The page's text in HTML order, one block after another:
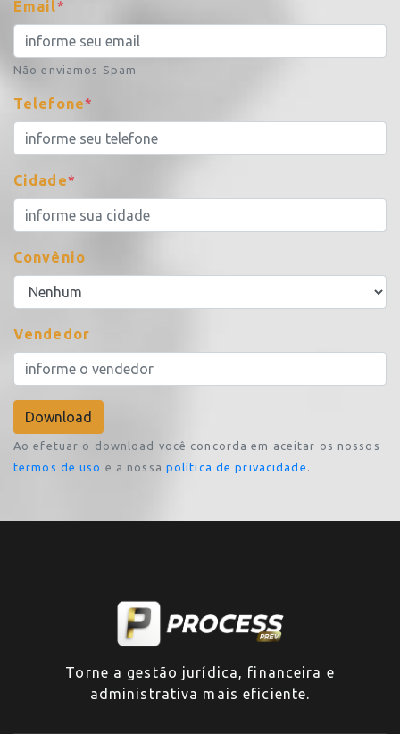
Email*
Não enviamos Spam
Telefone*
Cidade*
Convênio
Vendedor
Ao efetuar o download você concorda em aceitar os nossos
termos de uso e a nossa política de privacidade .
Torne a gestão jurídica, financeira e
administrativa mais eficiente.